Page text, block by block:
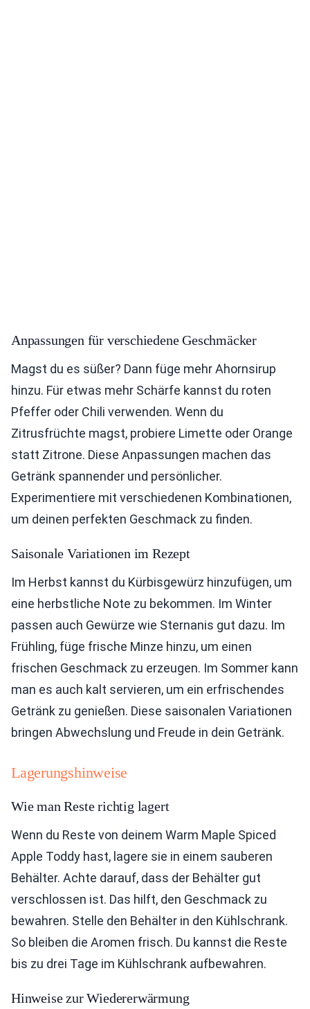
Anpassungen für verschiedene Geschmäcker
Magst du es süßer? Dann füge mehr Ahornsirup
hinzu. Für etwas mehr Schärfe kannst du roten
Pfeffer oder Chili verwenden. Wenn du
Zitrusfrüchte magst, probiere Limette oder Orange
statt Zitrone. Diese Anpassungen machen das
Getränk spannender und persönlicher.
Experimentiere mit verschiedenen Kombinationen,
um deinen perfekten Geschmack zu finden.
Saisonale Variationen im Rezept
Im Herbst kannst du Kürbisgewürz hinzufügen, um
eine herbstliche Note zu bekommen. Im Winter
passen auch Gewürze wie Sternanis gut dazu. Im
Frühling, füge frische Minze hinzu, um einen
frischen Geschmack zu erzeugen. Im Sommer kann
man es auch kalt servieren, um ein erfrischendes
Getränk zu genießen. Diese saisonalen Variationen
bringen Abwechslung und Freude in dein Getränk.
Lagerungshinweise
Wie man Reste richtig lagert
Wenn du Reste von deinem Warm Maple Spiced
Apple Toddy hast, lagere sie in einem sauberen
Behälter. Achte darauf, dass der Behälter gut
verschlossen ist. Das hilft, den Geschmack zu
bewahren. Stelle den Behälter in den Kühlschrank.
So bleiben die Aromen frisch. Du kannst die Reste
bis zu drei Tage im Kühlschrank aufbewahren.
Hinweise zur Wiedererwärmung